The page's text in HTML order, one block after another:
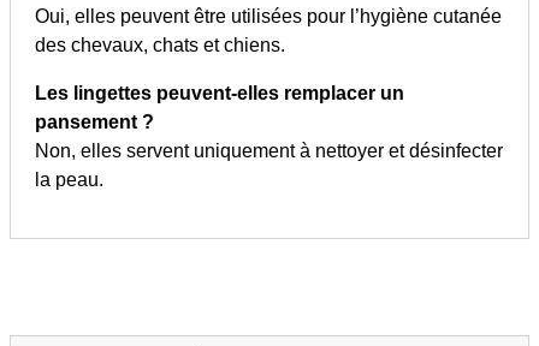
Oui, elles peuvent être utilisées pour l’hygiène cutanée
des chevaux, chats et chiens.
Les lingettes peuvent-elles remplacer un
pansement ?
Non, elles servent uniquement à nettoyer et désinfecter
la peau.